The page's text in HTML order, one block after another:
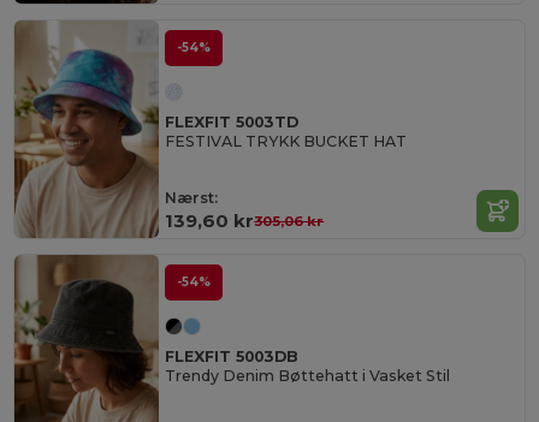
-54%
FLEXFIT 5003TD
FESTIVAL TRYKK BUCKET HAT
Nærst:
139,60 kr305,06 kr
-54%
FLEXFIT 5003DB
Trendy Denim Bøttehatt i Vasket Stil